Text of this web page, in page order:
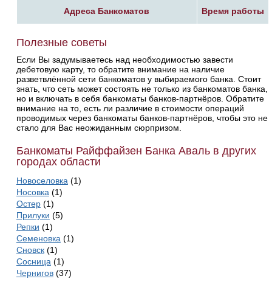
Адреса Банкоматов Время работы
Полезные советы
Если Вы задумываетесь над необходимостью завести
дебетовую карту, то обратите внимание на наличие
разветвлённой сети банкоматов у выбираемого банка. Стоит
знать, что сеть может состоять не только из банкоматов банка,
но и включать в себя банкоматы банков-партнёров. Обратите
внимание на то, есть ли различие в стоимости операций
проводимых через банкоматы банков-партнёров, чтобы это не
стало для Вас неожиданным сюрпризом.
Банкоматы Райффайзен Банка Аваль в других
городах области
Новоселовка (1)
Носовка (1)
Остер(1)
Прилуки (5)
Репки (1)
Семеновка (1)
Сновск(1)
Сосница (1)
Чернигов(37)